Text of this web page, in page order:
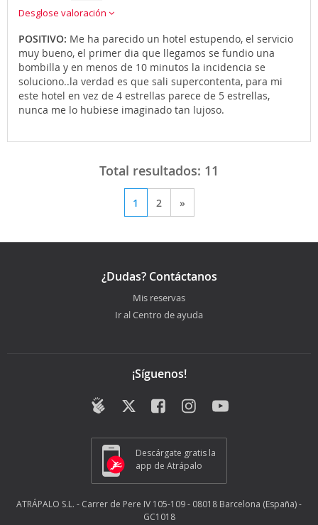
Desglose valoración
POSITIVO: Me ha parecido un hotel estupendo, el servicio
muy bueno, el primer dia que llegamos se fundio una
bombilla y en menos de 10 minutos la incidencia se
soluciono..la verdad es que sali supercontenta, para mi
este hotel en vez de 4 estrellas parece de 5 estrellas,
nunca me lo hubiese imaginado tan lujoso.
Total resultados: 11
1 2 »
¿Dudas? Contáctanos
Mis reservas
Ir al Centro de ayuda
¡Síguenos!
Descárgate gratis la
app de Atrápalo
ATRÁPALO S.L. - Carrer de Pere IV 105-109 - 08018 Barcelona (España) -
GC1018